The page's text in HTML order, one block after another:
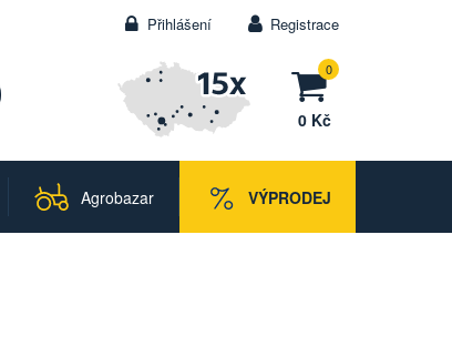
Přihlášení Registrace
0
0 Kč
Agrobazar VÝPRODEJ